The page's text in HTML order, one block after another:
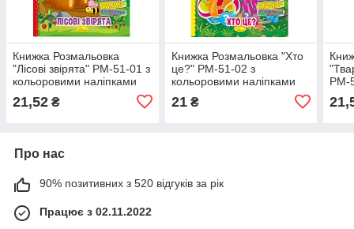
Книжка Розмальовка
"Лісові звірята" РМ-51-01 з
кольоровими наліпками
21,52 ₴
Книжка Розмальовка "Хто
це?" РМ-51-02 з
кольоровими наліпками
21₴
РМ-
Про нас
90% позитивних з 520 відгуків за рік
Працює з 02.11.2022